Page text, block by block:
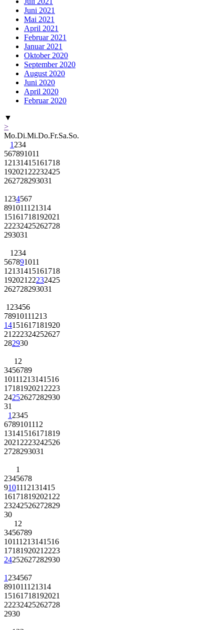
Juni 2021
Mai 2021
April 2021
Februar 2021
Januar 2021
Oktober 2020
September 2020
August 2020
Juni 2020
April 2020
Februar 2020
▼
>
Mo.Di.Mi.Do.Fr.Sa.So.
1 234
567891011
12131415161718
192021 22232425
262728293031
1 234567
891011121314
15161718192021
22232425262728
293031
1 234
567891011
12131415161718
192021 22232425
262728293031
1 23456
78910111213
14151617181920
21 222324252627
282930
1 2
3456789
10111213141516
1718192021 2223
24252627282930
31
1 2345
6789101112
13141516171819
2021 2223242526
2728293031
1
2345678
9101112131415
161718192021 22
23242526272829
30
1 2
3456789
10111213141516
1718192021 2223
24252627282930
1 234567
891011121314
15161718192021
22232425262728
2930